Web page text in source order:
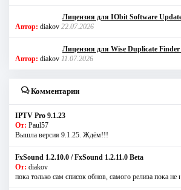
Лицензия для IObit Software
Автор: diakov 22.07.2026
Лицензия для Wise Duplicate Finder
Автор: diakov 11.07.2026
Комментарии
IPTV Pro 9.1.23
От: Paul57
Вышла версия 9.1.25. Ждём!!!
FxSound 1.2.10.0 / FxSound 1.2.11.0 Beta
От: diakov
пока только сам список обнов, самого релиза пока не